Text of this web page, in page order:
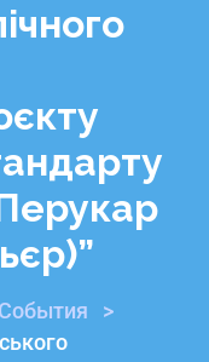
События
>